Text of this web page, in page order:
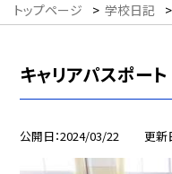
トップページ > 学校日記 >
キャリアパスポー
公開日 2024/03/22 更新